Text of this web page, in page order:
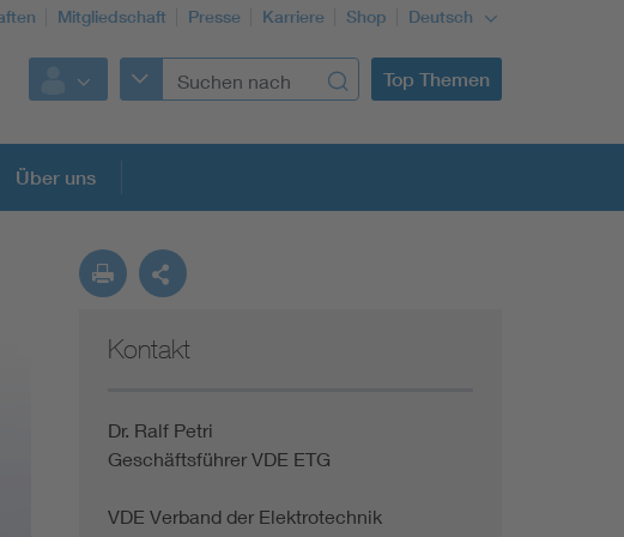
Mitgliedschaft Presse Karriere Shop Deutsch
Top Themen
Über uns
Kontakt
Dr. Ralf Petri
Geschäftsführer VDE ETG
VDE Verband der Elektrotechnik